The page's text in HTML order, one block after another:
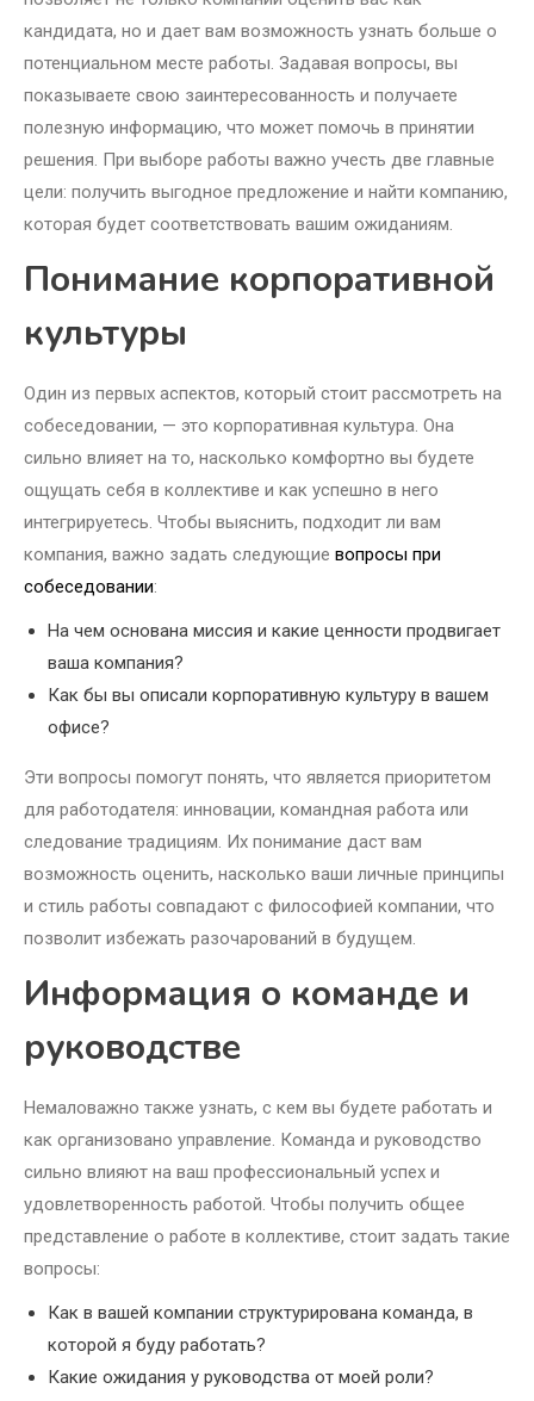
кандидата, но и дает вам возможность узнать больше о
потенциальном месте работы. Задавая вопросы, вы
показываете свою заинтересованность и получаете
полезную информацию, что может помочь в принятии
решения. При выборе работы важно учесть две главные
цели: получить выгодное предложение и найти компанию,
которая будет соответствовать вашим ожиданиям.
Понимание корпоративной
культуры
Один из первых аспектов, который стоит рассмотреть на
собеседовании, — это корпоративная культура. Она
сильно влияет на то, насколько комфортно вы будете
ощущать себя в коллективе и как успешно в него
интегрируетесь. Чтобы выяснить, подходит ли вам
компания, важно задать следующие вопросы при
собеседовании:
На чем основана миссия и какие ценности продвигает
ваша компания?
Как бы вы описали корпоративную культуру в вашем
офисе?
Эти вопросы помогут понять, что является приоритетом
для работодателя: инновации, командная работа или
следование традициям. Их понимание даст вам
возможность оценить, насколько ваши личные принципы
и стиль работы совпадают с философией компании, что
позволит избежать разочарований в будущем.
Информация о команде и
руководстве
Немаловажно также узнать, с кем вы будете работать и
как организовано управление. Команда и руководство
сильно влияют на ваш профессиональный успех и
удовлетворенность работой. Чтобы получить общее
представление о работе в коллективе, стоит задать такие
вопросы:
Как в вашей компании структурирована команда, в
которой я буду работать?
Какие ожидания у руководства от моей роли?